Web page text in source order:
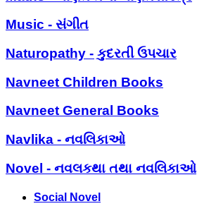
Music - સંગીત
Naturopathy - કુદરતી ઉપચાર
Navneet Children Books
Navneet General Books
Navlika - નવલિકાઓ
Novel - નવલકથા તથા નવલિકાઓ
Social Novel